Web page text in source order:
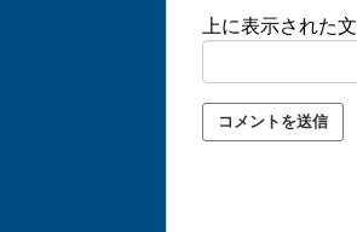
上に表示された